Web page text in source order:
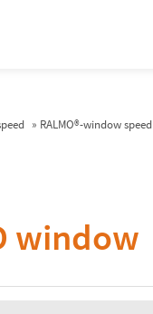
» RALMO®-window speed
window